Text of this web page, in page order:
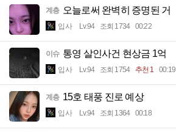
계층 오늘로써 완벽히 증명된 거
입사 Lv.94 조회 1734 00:22
이슈 통영 살인사건 현상금 1억
입사 Lv.94 조회 1754 추천 1 00:19
계층 15호 태풍 진로 예상
입사 Lv.94 조회 1364 00:18